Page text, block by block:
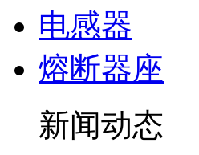
电感器
熔断器座
新闻动态